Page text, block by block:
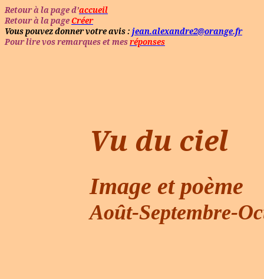
Retour à la page d’accueil
Retour à la pageCréer
Vous pouvez donner votre avis : jean.alexandre2@orange.fr
Pour lire vos remarques et mesréponses
Vu du ciel
Image et poème
Août-Septembre-